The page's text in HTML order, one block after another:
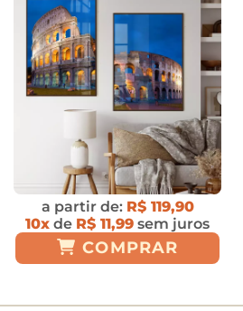
a partir de: R$ 119,90
10x de R$ 11,99 sem juros
COMPRAR